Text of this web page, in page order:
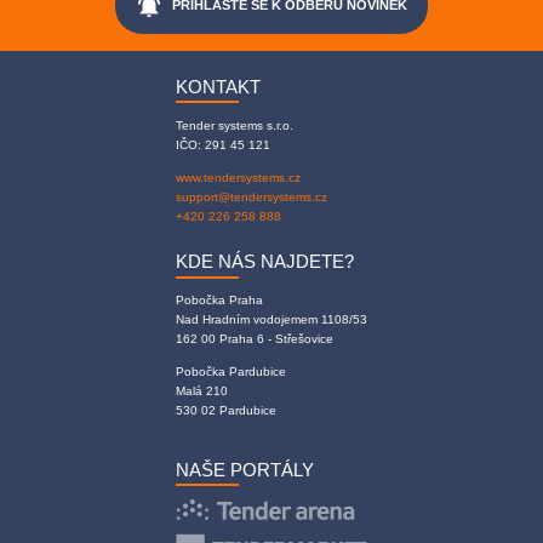
notifications_active PŘIHLAŠTE SE K ODBĚRU NOVINEK
KONTAKT
Tender systems s.r.o.
IČO: 291 45 121
www.tendersystems.cz
support@tendersystems.cz
+420 226 258 888
KDE NÁS NAJDETE?
Pobočka Praha
Nad Hradním vodojemem 1108/53
162 00 Praha 6 - Střešovice
Pobočka Pardubice
Malá 210
530 02 Pardubice
NAŠE PORTÁLY